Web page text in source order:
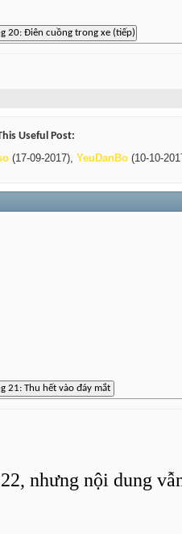
Useful Post:
(17-09-2017), YeuDanBo (10-10-
nhưng nội dung